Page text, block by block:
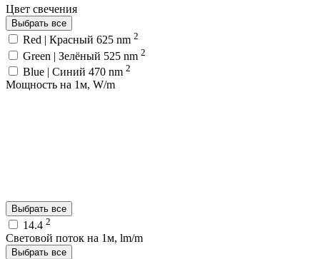
Цвет свечения
Выбрать все
Red | Красный 625 nm 2
Green | Зелёный 525 nm 2
Blue | Синий 470 nm 2
Мощность на 1м, W/m
Выбрать все
14.4 2
Световой поток на 1м, lm/m
Выбрать все